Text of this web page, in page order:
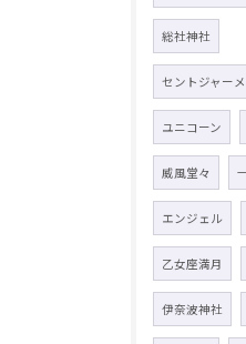
総社神社
セントジャー
ユニコーン
威風堂々
エンジェル
乙女座満月
伊奈波神社